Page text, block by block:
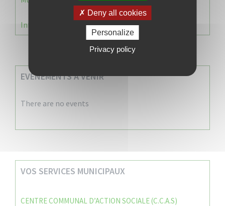
Information Élections – Carte Électorale
EVENEMENTS A VENIR
There are no events
VOS SERVICES MUNICIPAUX
CENTRE COMMUNAL D’ACTION SOCIALE (C.C.A.S)
Deny all cookies
Personalize
Privacy policy